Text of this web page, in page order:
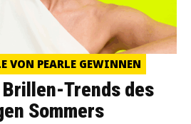
VON PEARLE GEWINNEN
Brillen-Trends des
Sommers